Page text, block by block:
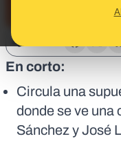
En corto:
Circula una
donde se ve una
Sánchez y José